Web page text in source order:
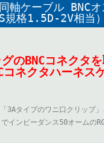
軸ケーブル BNC
規格1.5D-2V相当）
のBNCコネクタ
コネクタハーネス
3Aタイプのワニ口クリップ」
インピーダンス50オームの